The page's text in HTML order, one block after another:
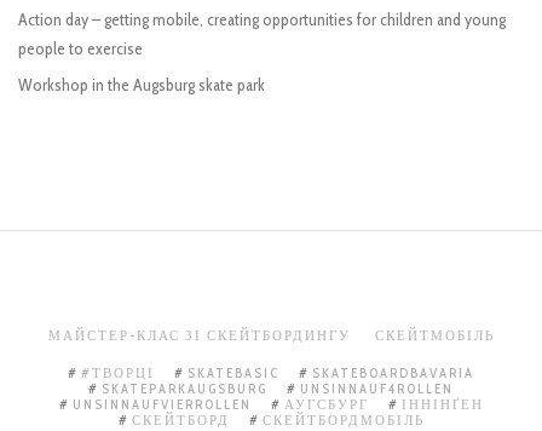
Action day – getting mobile, creating opportunities for children and young
people to exercise
Workshop in the Augsburg skate park
МАЙСТЕР-КЛАС ЗІ СКЕЙТБОРДИНГУ СКЕЙТМОБІЛЬ
#ТВОРЦІ SKATEBASIC
SKATEBOARDBAVARIA
SKATEPARKAUGSBURG
UNSINNAUF4ROLLEN
UNSINNAUFVIERROLLEN
АУГСБУРГ
ІННІНҐЕН
СКЕЙТБОРД
СКЕЙТБОРДМОБІЛЬ